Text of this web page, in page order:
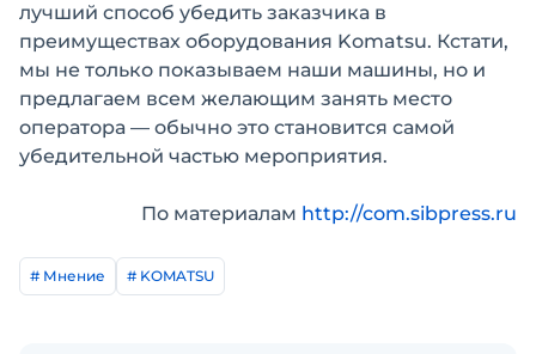
лучший способ убедить заказчика в
преимуществах оборудования Komatsu. Кстати,
мы не только показываем наши машины, но и
предлагаем всем желающим занять место
оператора — обычно это становится самой
убедительной частью мероприятия.
По материалам http://com.sibpress.ru
# Мнение # KOMATSU